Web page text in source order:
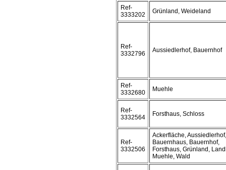
Ref-
3333202
Grünland, Weideland
Ref-
3332796
Aussiedlerhof, Bauernhof
Ref-
3332680
Muehle
Ref-
3332564
Forsthaus, Schloss
Ref-
3332506
Ackerfläche, Aussiedlerhof,
Bauernhaus, Bauernhof,
Forsthaus, Grünland,
Muehle, Wald